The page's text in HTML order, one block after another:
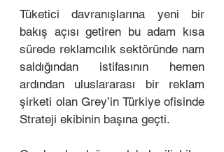
Tüketici davranışlarına yeni bir
bakış açısı getiren bu adam kısa
sürede reklamcılık sektöründe nam
saldığından istifasının hemen
ardından uluslararası bir reklam
şirketi olan Grey’in Türkiye ofisinde
Strateji ekibinin başına geçti.